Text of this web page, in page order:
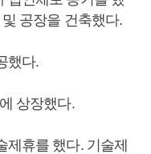
공장을 건축했다.
했다.
상장했다.
제휴를 했다. 기술제